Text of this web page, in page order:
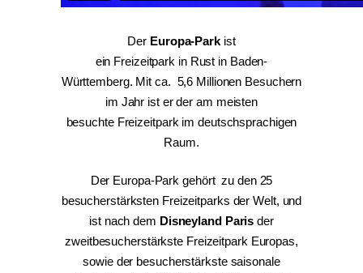
Der Europa-Park ist
ein Freizeitpark in Rust in Baden-
Württemberg. Mit ca. 5,6 Millionen Besuchern
im Jahr ist er der am meisten
besuchte Freizeitpark im deutschsprachigen
Raum.
Der Europa-Park gehört zu den 25
besucherstärksten Freizeitparks der Welt, und
ist nach dem Disneyland Paris der
zweitbesucherstärkste Freizeitpark Europas,
sowie der besucherstärkste saisonale